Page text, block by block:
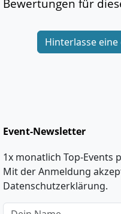
Bewertungen für
Hinterlasse
Event-Newsletter
1x monatlich Top-Events
Mit der Anmeldung
Datenschutzerklärung.